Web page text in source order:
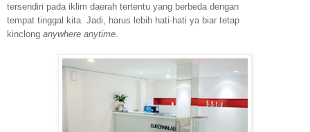
tersendiri pada iklim daerah tertentu yang berbeda dengan
tempat tinggal kita. Jadi, harus lebih hati-hati ya biar tetap
kinclong anywhere anytime